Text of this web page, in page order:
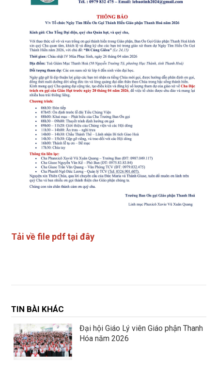
Tải về file pdf tại đây
TIN BÀI KHÁC
Đại hội Giáo Lý viên Giáo phận Thanh
Hóa năm 2026